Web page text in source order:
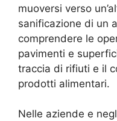
muoversi verso
sanificazione di un
comprendere le
pavimenti e
traccia di rifiuti e il
prodotti alimentari.
Nelle aziende e